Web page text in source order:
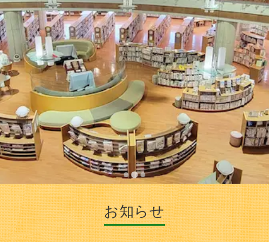
お知らせ一覧
図書館イベント一覧
文化ホールイベント一覧
レポート一覧
図書館
図書館トップページ
資料をさがす
新聞一覧
雑誌一覧
新刊案内
川南町立図書館でできること
施設紹介
各申込書
図書館だより
ご利用にあたって
文化ホール
文化ホールトップページ
施設紹介
川南町文化ホールでできること
ホールを借りたい・利用したい
各種使用料
各申込書
文化ホールだより
ご利用にあたって
アクセス
プライバシーポリシー
お問い合わせ
リンク集
お知らせ